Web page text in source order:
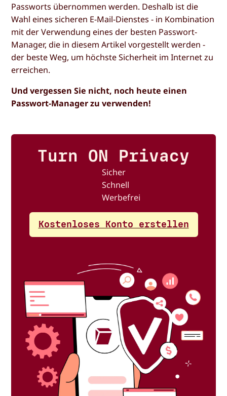
Passworts übernommen werden. Deshalb ist die
Wahl eines sicheren E-Mail-Dienstes - in Kombination
mit der Verwendung eines der besten Passwort-
Manager, die in diesem Artikel vorgestellt werden -
der beste Weg, um höchste Sicherheit im Internet zu
erreichen.
Und vergessen Sie nicht, noch heute einen
Passwort-Manager zu verwenden!
Turn ON Privacy
Sicher
Schnell
Werbefrei
Kostenloses Konto erstellen